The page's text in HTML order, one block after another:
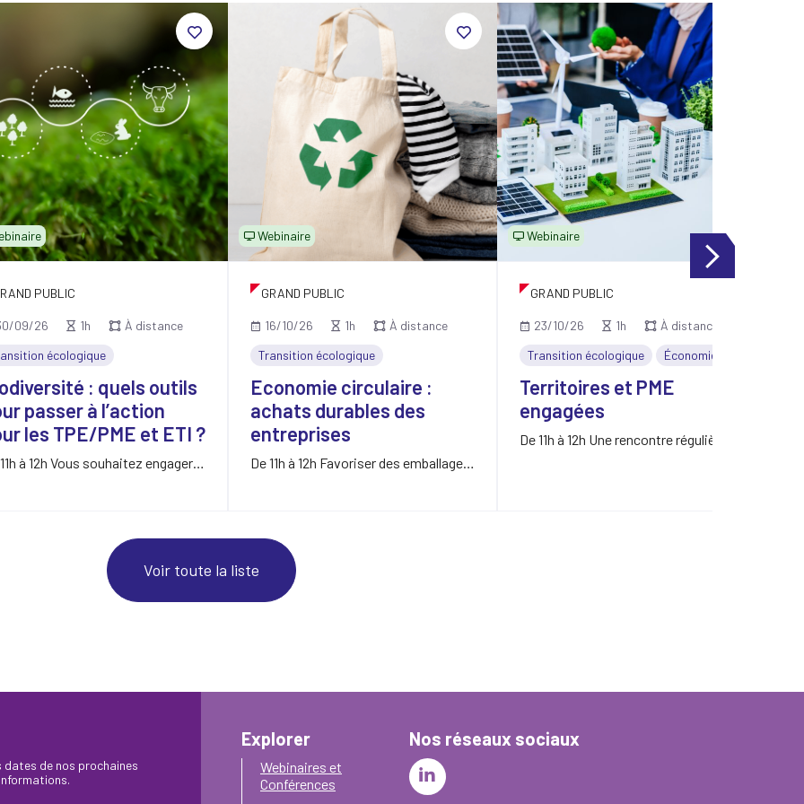
PUBLIC
09/26 1h
À distance
écologique
: quels outils
passer à l’action
les TPE/PME et ETI ?
à 12h Vous souhaitez engager
Webinaire
GRAND PUBLIC
16/10/26 1h
À distance
Transition écologique
Economie circulaire :
achats durables des
entreprises
De 11h à 12h Favoriser des emballages
Webinaire
GRAND PUBLIC
23/10/26 1h
À distance
Transition écologique
Économie
Territoires et PME
engagées
De 11h à 12h Une rencontre régulière
Voir toute la liste
dates de nos prochaines
Explorer
Webinaires et
Conférences
Nos réseaux sociaux